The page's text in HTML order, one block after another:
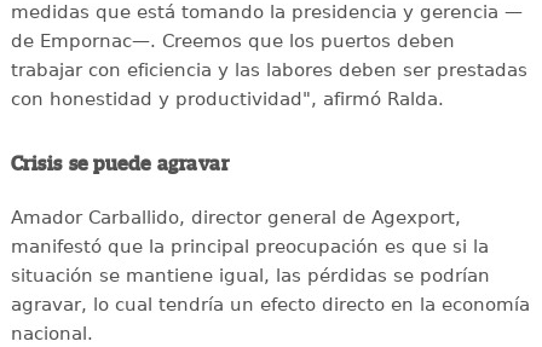
medidas que está tomando la presidencia y gerencia —
de Empornac—. Creemos que los puertos deben
trabajar con eficiencia y las labores deben ser prestadas
con honestidad y productividad", afirmó Ralda.
Crisis se puede agravar
Amador Carballido, director general de Agexport,
manifestó que la principal preocupación es que si la
situación se mantiene igual, las pérdidas se podrían
agravar, lo cual tendría un efecto directo en la economía
nacional.